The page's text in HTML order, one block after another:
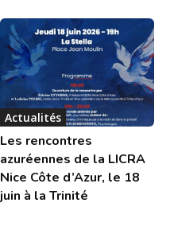
Actualités
Les rencontres
azuréennes de la LICRA
Nice Côte d’Azur, le 18
juin à la Trinité